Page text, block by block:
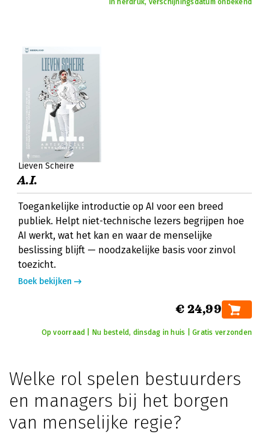
In herdruk, verschijningsdatum onbekend
Lieven Scheire
A.I.
Toegankelijke introductie op AI voor een breed
publiek. Helpt niet-technische lezers begrijpen hoe
AI werkt, wat het kan en waar de menselijke
beslissing blijft — noodzakelijke basis voor zinvol
toezicht.
Boek bekijken
€ 24,99
Op voorraad | Nu besteld, dinsdag in huis | Gratis verzonden
Welke rol spelen bestuurders
en managers bij het borgen
van menselijke regie?